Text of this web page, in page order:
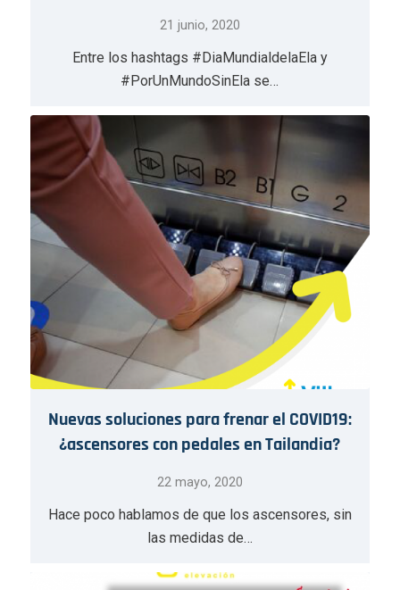
21 junio, 2020
Entre los hashtags #DiaMundialdelaEla y
#PorUnMundoSinEla se…
Nuevas soluciones para frenar el COVID19:
¿ascensores con pedales en Tailandia?
22 mayo, 2020
Hace poco hablamos de que los ascensores, sin
las medidas de…